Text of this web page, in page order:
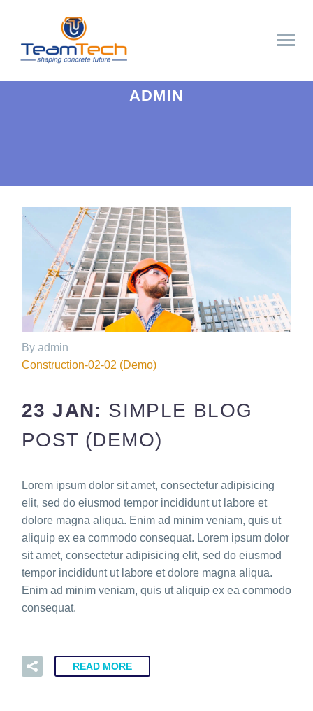
ADMIN
By admin
Construction-02-02 (Demo)
23 JAN: SIMPLE BLOG
POST (DEMO)
Lorem ipsum dolor sit amet, consectetur adipisicing
elit, sed do eiusmod tempor incididunt ut labore et
dolore magna aliqua. Enim ad minim veniam, quis ut
aliquip ex ea commodo consequat. Lorem ipsum dolor
sit amet, consectetur adipisicing elit, sed do eiusmod
tempor incididunt ut labore et dolore magna aliqua.
Enim ad minim veniam, quis ut aliquip ex ea commodo
consequat.
READ MORE